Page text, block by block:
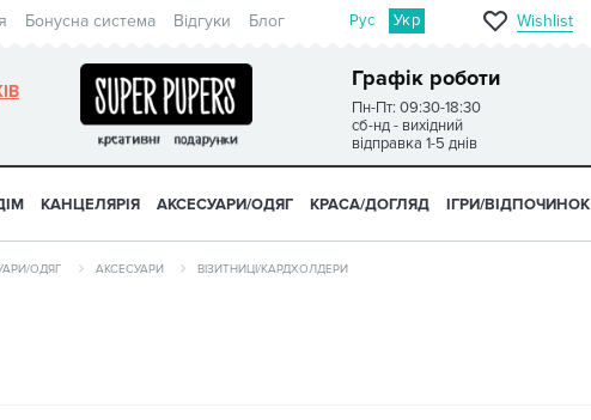
Бонусна система Відгуки Блог Рус Укр Wishlist
Графік роботи
Пн-Пт: 09:30-18:30
сб-нд - вихідний
відправка 1-5 днів
КАНЦЕЛЯРІЯ АКСЕСУАРИ/ОДЯГ КРАСА/ДОГЛЯД ІГРИ/ВІДПОЧИНОК
ОДЯГ АКСЕСУАРИ ВІЗИТНИЦІ/КАРДХОЛДЕРИ